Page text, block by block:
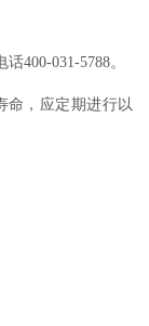
400-031-5788。
命，应定期进行以